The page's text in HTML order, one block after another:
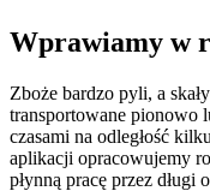
Wprawiamy w
Zboże bardzo pyli, a
transportowane pionowo
czasami na odległość
aplikacji opracowujemy
płynną pracę przez długi